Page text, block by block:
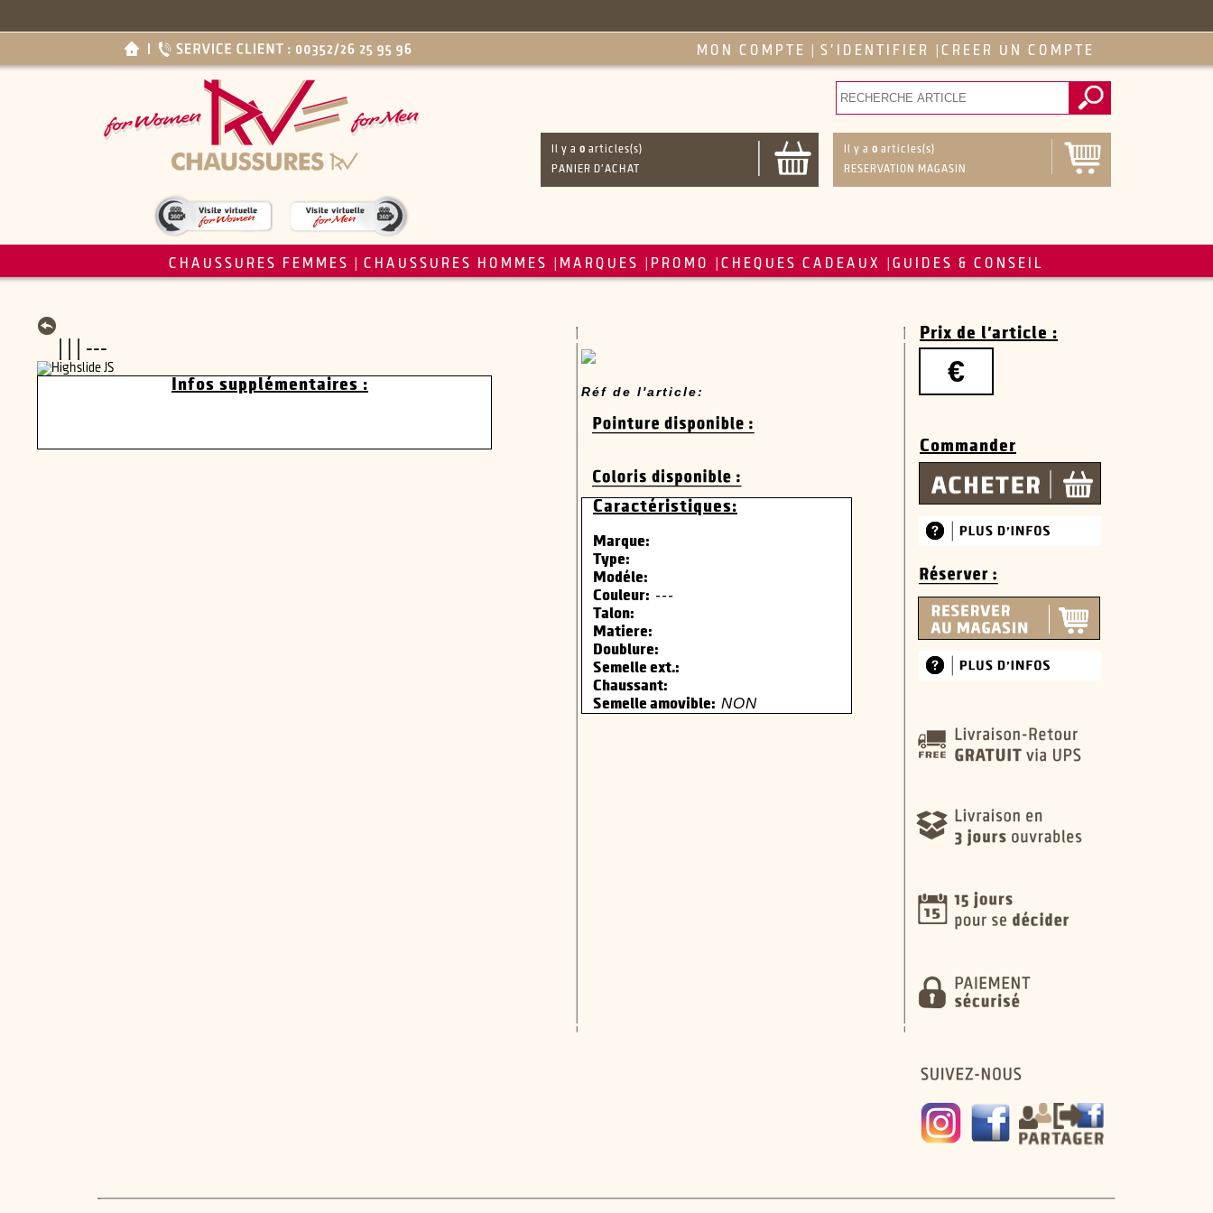
MON COMPTE S'IDENTIFIER CREER UN COMPTE
Il y a 0 articles(s)
PANIER D'ACHAT
Il y a 0 articles(s)
RESERVATION MAGASIN
CHAUSSURES FEMMES CHAUSSURES HOMMES MARQUES PROMO CHEQUES CADEAUX GUIDES & CONSEIL
| | | ---
Réf de l'article:
Caractéristiques:
Marque:
Type:
Modéle:
Couleur: ---
Talon:
Matiere:
Doublure:
Semelle ext.:
Chaussant:
Semelle amovible: NON
Prix de l'article :
€
Commander
Infos supplémentaires :